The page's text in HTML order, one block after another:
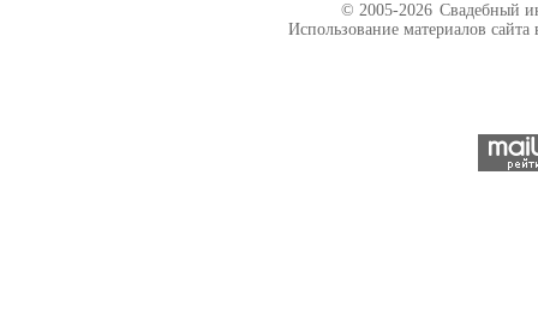
© 2005-2026 Свадебный
Использование материалов